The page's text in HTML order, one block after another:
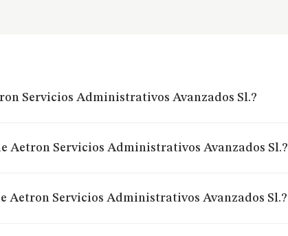
Servicios Administrativos Avanzados Sl.?
Aetron Servicios Administrativos Avanzados Sl.?
Aetron Servicios Administrativos Avanzados Sl.?